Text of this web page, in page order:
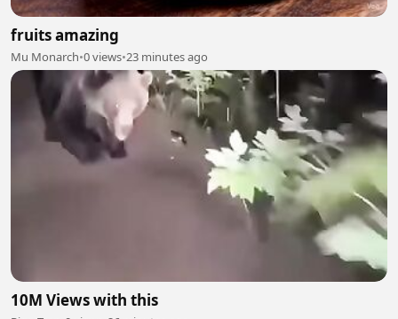
fruits amazing
Mu Monarch•0 views•23 minutes ago
10M Views with this